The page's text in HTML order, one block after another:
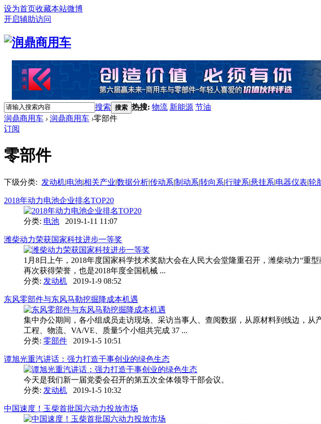
设为首页收藏本站微博
开启辅助访问
搜索 搜索 热搜: 物流 新能源 节油
润鼎商用车 › 润鼎商用车 ›零部件
订阅
零部件
下级分类: 发动机|电池|相关产业|数据分析|传动系|制动系|转向系|行驶系|悬挂系|电器仪表|轮
2018年动力电池企业排名TOP20
分类: 电池 2019-1-11 11:07
潍柴动力荣获国家科技进步一等奖
1月8日上午，2018年度国家科学技术奖励大会在人民大会堂隆重召开，潍柴动力“
再次获得荣誉，也是2018年度全国机械 ...
分类: 发动机 2019-1-9 08:52
东风零部件与东风马勒挖掘降成本机遇
集中办公期间，各小组成员走访现场、采访当事人、查阅数据，从原材料到线边，
工程、物流、VA/VE、质量5个小组共完成 37 ...
分类: 零部件 2019-1-5 10:51
谭旭光重汽讲话：强力打造干事创业的绿色生态
今天是我们新一届党委会召开的第五次全体领导干部会议。
分类: 发动机 2019-1-5 10:32
中国速度！玉柴首批国六动力投放市场